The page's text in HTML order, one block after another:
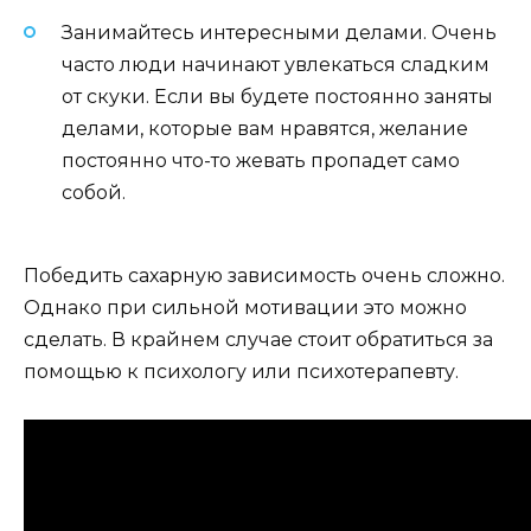
Занимайтесь интересными делами. Очень
часто люди начинают увлекаться сладким
от скуки. Если вы будете постоянно заняты
делами, которые вам нравятся, желание
постоянно что-то жевать пропадет само
собой.
Победить сахарную зависимость очень сложно.
Однако при сильной мотивации это можно
сделать. В крайнем случае стоит обратиться за
помощью к психологу или психотерапевту.